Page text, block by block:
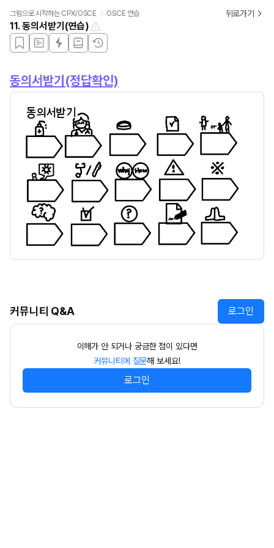
그림으로 시작하는 CPX/OSCE OSCE 연습 뒤로가기
11. 동의서받기(연습)
동의서받기(정답확인)
커뮤니티 Q&A 로그인
이해가 안 되거나 궁금한 점이 있다면
커뮤니티에 질문해 보세요!
로그인